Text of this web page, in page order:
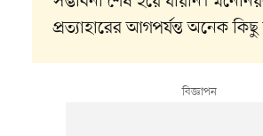
প্রত্যাহারের আগপর্যন্ত অনেক